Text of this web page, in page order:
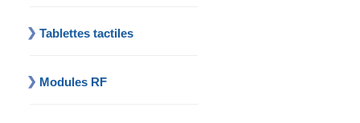
Tablettes tactiles
Modules RF